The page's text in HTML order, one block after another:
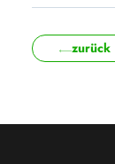
zurück